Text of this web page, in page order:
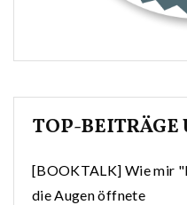
TOP-BEITRÄGE
[BOOKTALK] Wie mir
die Augen öffnete